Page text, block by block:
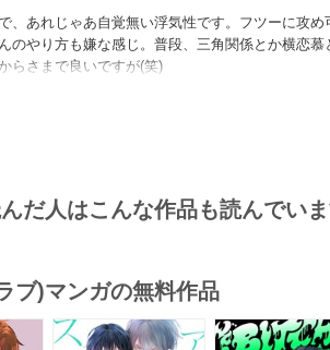
、あれじゃあ自覚無い浮気性です。フツーに攻め
のやり方も嫌な感じ。普段、三角関係とか横恋
らさまで良いですが(笑)
のして良かった？かもしれないけど…結局何だっ
めに描いたんじゃなかろうか。
だ人はこんな作品も読んでい
ブ)マンガの無料作品